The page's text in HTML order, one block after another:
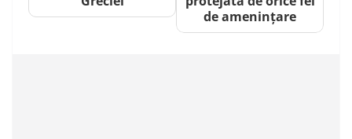
de amenințare